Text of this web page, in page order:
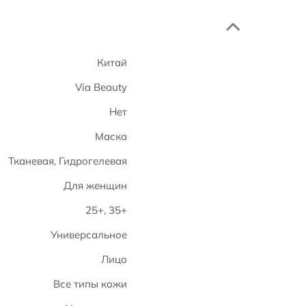
Китай
Via Beauty
Нет
Маска
Тканевая, Гидрогелевая
Для женщин
25+, 35+
Универсальное
Лицо
Все типы кожи